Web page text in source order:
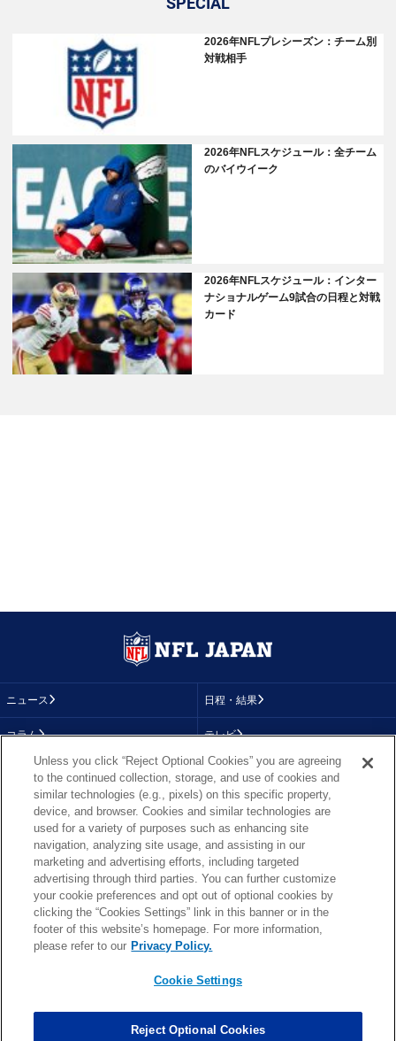
2026年NFLプレシーズン：チーム別
対戦相手
2026年NFLスケジュール：全チーム
のバイウイーク
2026年NFLスケジュール：インター
ナショナルゲーム9試合の日程と対戦
カード
ニュース 日程・結果
コラム テレビ
画像
順位表
About NFL
More NFL 特集
TOP お問い合わせ FAQ
PHOTO BY AP Images / PHOTO BY Getty Images
Unless you click “Reject Optional Cookies” you are agreeing
to the continued collection, storage, and use of cookies and
similar technologies (e.g., pixels) on this specific property,
device, and browser. Cookies and similar technologies are
used for a variety of purposes such as enhancing site
navigation, analyzing site usage, and assisting in our
marketing and advertising efforts, including targeted
advertising through third parties. You can further customize
your cookie preferences and opt out of optional cookies by
clicking the “Cookies Settings” link in this banner or in the
footer of this website’s homepage. For more information,
please refer to our Privacy Policy.
Cookie Settings
Reject Optional Cookies